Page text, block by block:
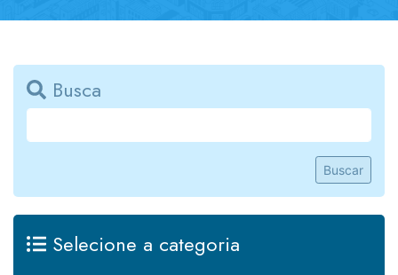
Busca
Buscar
Selecione a categoria